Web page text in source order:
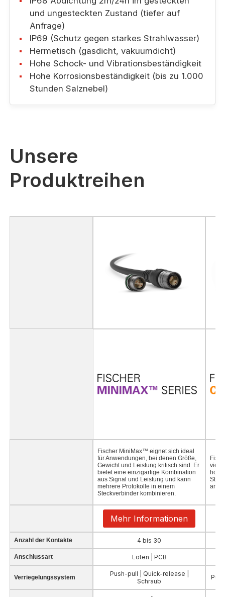
und ungesteckten Zustand (tiefer auf
Anfrage)
IP69 (Schutz gegen starkes Strahlwasser)
Hermetisch (gasdicht, vakuumdicht)
Hohe Schock- und Vibrationsbeständigkeit
Hohe Korrosionsbeständigkeit (bis zu 1.000
Stunden Salznebel)
Unsere
Produktreihen
Fischer MiniMax™ eignet sich ideal
für Anwendungen, bei denen Größe,
Gewicht und Leistung kritisch sind. Er
bietet eine einzigartige Kombination
aus Signal und Leistung und kann
mehrere Protokolle in einem
Steckverbinder kombinieren.
Mehr Informationen
Anzahl der Kontakte 4 bis 30
Anschlussart Löten | PCB
Verriegelungssystem
Push-pull | Quick-release |
Schraub